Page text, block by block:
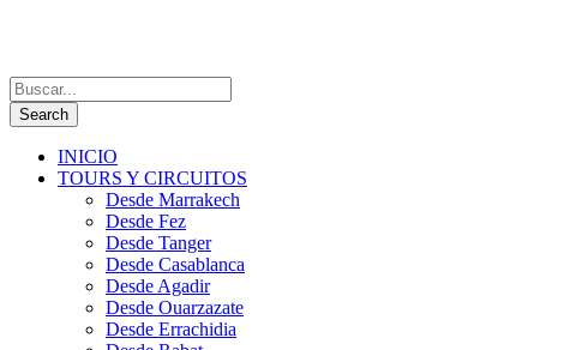
INICIO
TOURS Y CIRCUITOS
Desde Marrakech
Desde Fez
Desde Tanger
Desde Casablanca
Desde Agadir
Desde Ouarzazate
Desde Errachidia